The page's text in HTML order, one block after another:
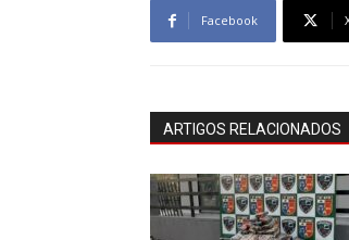
Facebook
ARTIGOS RELACIONADOS